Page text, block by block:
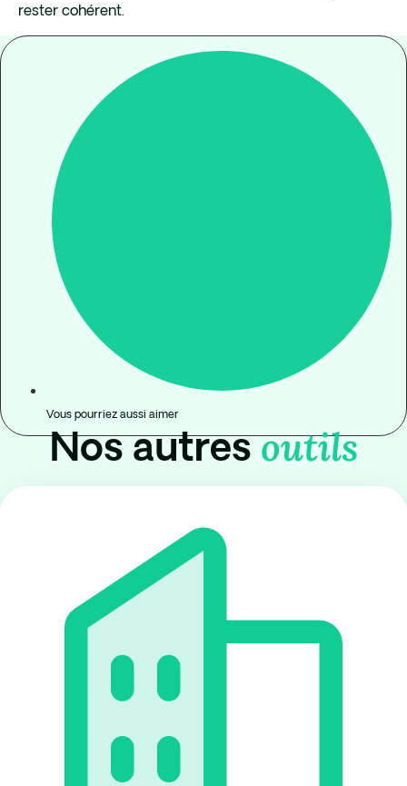
rester cohérent.
Vous pourriez aussi aimer
Nos autresoutils